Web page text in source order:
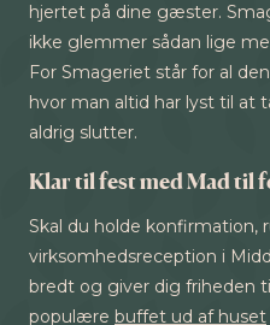
hjertet på dine gæster.
ikke glemmer sådan lige
For Smageriet står for al
hvor man altid har lyst til at
aldrig slutter.
Klar til fest med Mad til
Skal du holde konfirmation,
virksomhedsreception i
bredt og giver dig friheden
populære buffet ud af huset